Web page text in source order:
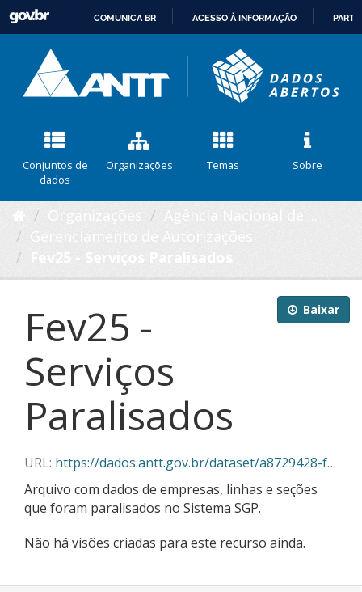
CONTEÚDO
COMUNICA BR ACESSO À INFORMAÇÃO
Conjuntos de
dados
Organizações Temas Sobre
Baixar
Fev25 -
Serviços
Paralisados
URL: https://dados.antt.gov.br/dataset/a8729428-f382-430c-abe5-6e5f85aa9a03/resource/3ce5bafb-47d3-4fae-aed3-e2a1167091c8/download/servicos_paralisados_02_2025.csv
Arquivo com dados de empresas, linhas e seções
que foram paralisados no Sistema SGP.
Não há visões criadas para este recurso ainda.